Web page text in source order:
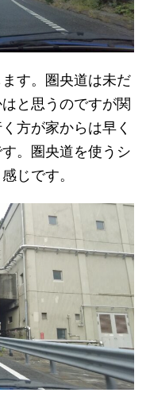
す。圏央道は未だ
と思うのですが関
方が家からは早く
。圏央道を使うシ
じです。